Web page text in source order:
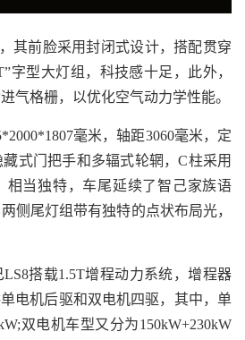
前脸采用封闭式设计，搭配贯穿
字型大灯组，科技感十足，此外，
气格栅，以优化空气动力学性能。
毫米，轴距3060毫米，定
式门把手和多辐式轮辋，C柱采用
相当独特，车尾延续了智己家族语
侧尾灯组带有独特的点状布局光，
搭载1.5T增程动力系统，增程器
电机后驱和双电机四驱，其中，单
双电机车型又分为150kW+230kW